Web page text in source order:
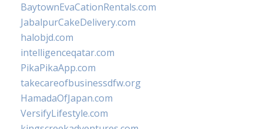
BaytownEvaCationRentals.com
JabalpurCakeDelivery.com
halobjd.com
intelligenceqatar.com
PikaPikaApp.com
takecareofbusinessdfw.org
HamadaOfJapan.com
VersifyLifestyle.com